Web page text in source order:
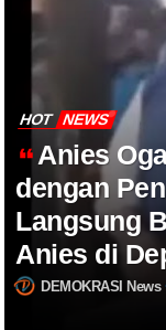
HOT NEWS
Anies
dengan
Langsung
Anies di
DEMOKRASI News